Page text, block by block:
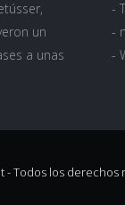
un
a unas
-
-
-
- Todos los derechos